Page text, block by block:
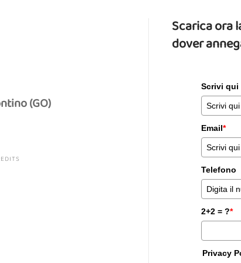
(GO)
Scarica ora
dover
Scrivi qui
Email*
Telefono
2+2 = ?*
Privacy